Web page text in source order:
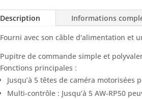
Description
Informations
Fourni avec son câble d'alimentation et
Pupitre de commande simple et
Fonctions principales :
Jusqu’à 5 têtes de caméra
Multi-contrôle : Jusqu’à 5 AW-RP50